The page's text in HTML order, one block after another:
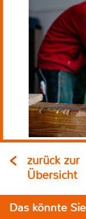
zurück zur
Übersicht
Das könnte